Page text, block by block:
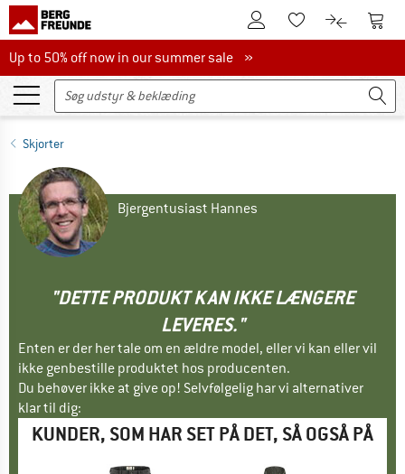
Til kundekontoenTil huskesedlen.
Til Til
Up to 50% off now in our summer sale
Up to 50% off now in our summer sale »
Skjorter
Bjergentusiast Hannes
"DETTE PRODUKT KAN IKKE LÆNGERE
LEVERES."
Enten er der her tale om en ældre model, eller vi kan eller vil
ikke genbestille produktet hos producenten.
Du behøver ikke at give op! Selvfølgelig har vi alternativer
klar til dig:
KUNDER, SOM HAR SET PÅ DET, SÅ OGSÅ PÅ